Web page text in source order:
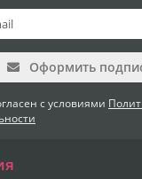
Оформить
с условиями